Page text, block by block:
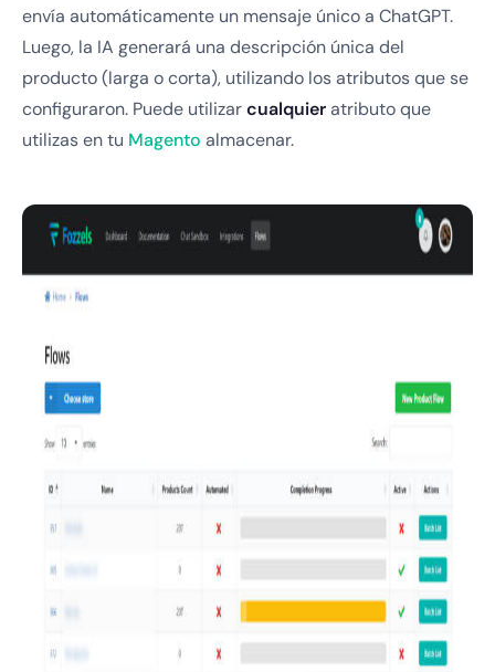
envía automáticamente un mensaje único a ChatGPT.
Luego, la IA generará una descripción única del
producto (larga o corta), utilizando los atributos que se
configuraron. Puede utilizarcualquieratributo que
utilizas en tu Magento almacenar.